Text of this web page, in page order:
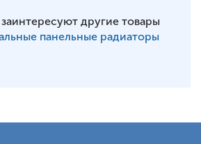
другие товары
панельные радиаторы